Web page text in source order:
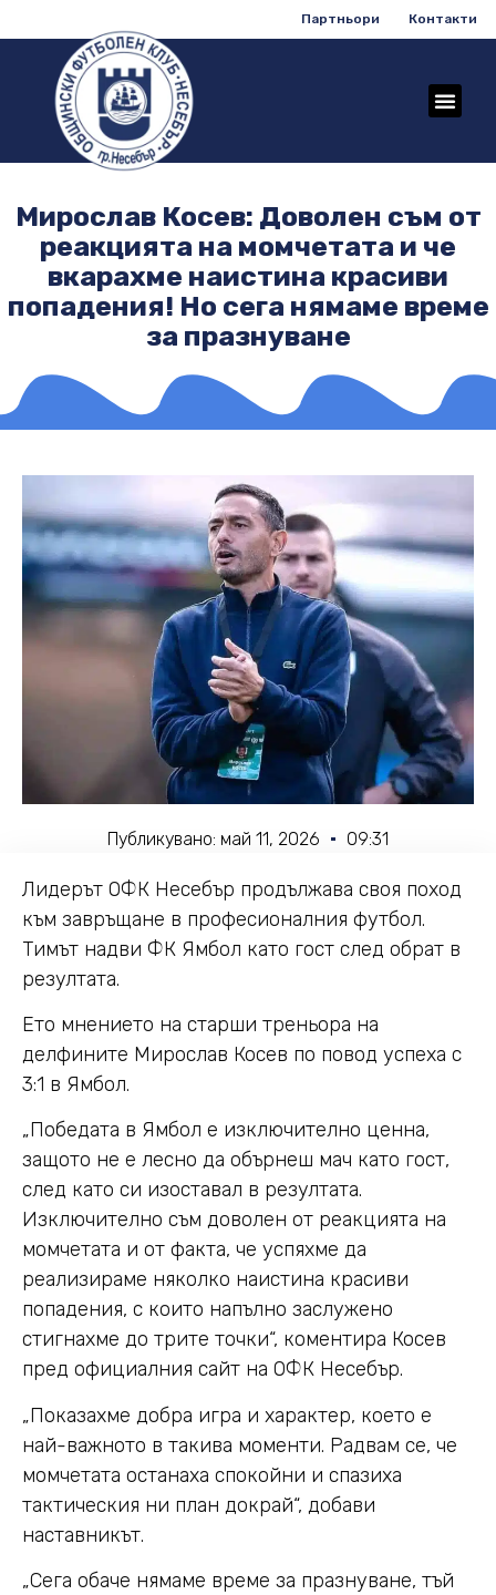
Партньори Контакти
Мирослав Косев: Доволен съм от
реакцията на момчетата и че
вкарахме наистина красиви
попадения! Но сега нямаме време
за празнуване
Публикувано: май 11, 2026 09:31
Лидерът ОФК Несебър продължава своя поход
към завръщане в професионалния футбол.
Тимът надви ФК Ямбол като гост след обрат в
резултата.
Ето мнението на старши треньора на
делфините Мирослав Косев по повод успеха с
3:1 в Ямбол.
„Победата в Ямбол е изключително ценна,
защото не е лесно да обърнеш мач като гост,
след като си изоставал в резултата.
Изключително съм доволен от реакцията на
момчетата и от факта, че успяхме да
реализираме няколко наистина красиви
попадения, с които напълно заслужено
стигнахме до трите точки“, коментира Косев
пред официалния сайт на ОФК Несебър.
„Показахме добра игра и характер, което е
най-важното в такива моменти. Радвам се, че
момчетата останаха спокойни и спазиха
тактическия ни план докрай“, добави
наставникът.
„Сега обаче нямаме време за празнуване, тъй